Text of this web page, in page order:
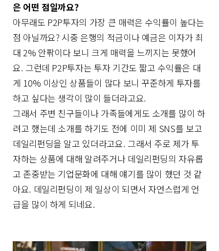
은 어떤 점일까요?
아무래도 P2P투자의 가장 큰 매력은 수익률이 높다는
점 아닐까요? 시중 은행의 적금이나 예금은 이자가 최
대 2% 안팎이다 보니 크게 매력을 느끼지는 못했어
요. 그런데 P2P투자는 투자 기간도 짧고 수익률은 대
게 10% 이상인 상품들이 많다 보니 꾸준하게 투자를
하고 싶다는 생각이 많이 들더라고요.
그래서 주변 친구들이나 가족들에게도 소개를 많이 하
려고 했는데 소개를 하기도 전에 이미 제 SNS를 보고
데일리펀딩을 알고 있더라고요. 그래서 주로 제가 투
자하는 상품에 대해 알려주거나 데일리펀딩의 자유롭
고 존중받는 기업문화에 대해 얘기를 많이 했던 것 같
아요. 데일리펀딩이 제 일상이 되면서 자연스럽게 언
급을 많이 하게 되네요.